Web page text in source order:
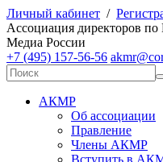
Личный кабинет /
Ассоциация директоров по
Медиа России
+7 (495) 157-56-56
АКМР
Об ассоциации
Правление
Члены АКМР
Вступить в